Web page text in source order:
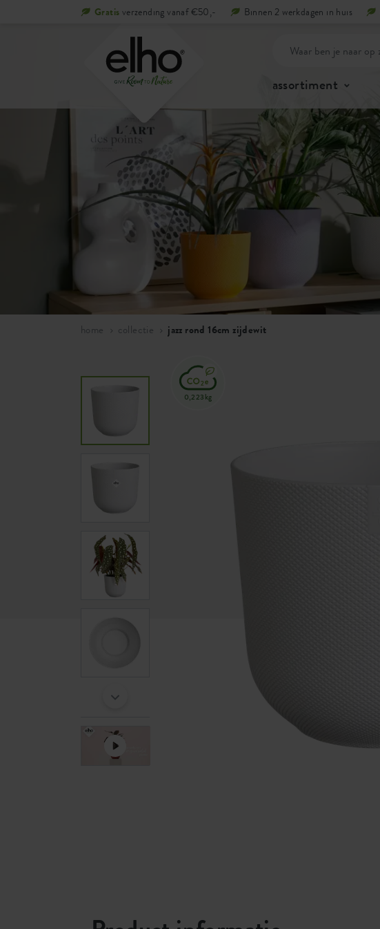
Gratis verzending vanaf €50,- Binnen 2 werkdagen in huis
assortiment
home collectie jazz rond 16cm zijdewit
0,223kg